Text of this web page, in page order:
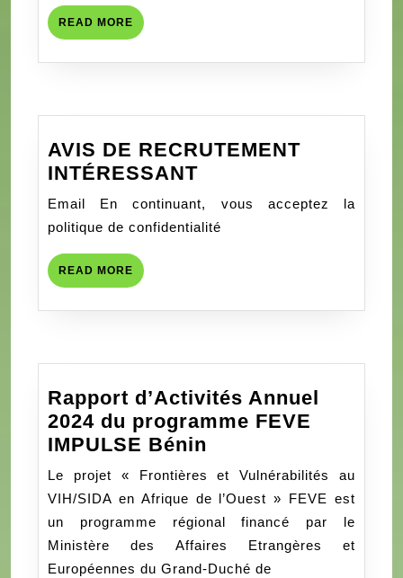
UNE
SENSIBILISATION
ADOLESCENTST
JEUNES
DE
ET
REPRODUCTIVE
READ MORE READ
MORE
AVIS DE RECRUTEMENT
INTÉRESSANTAVIS
DE
RECRUTEMENT
Email En continuant, vous acceptez la
politique de confidentialité
READ MORE READ
MORE
Rapport d’Activités Annuel
2024 du programme FEVE
IMPULSE Bénin
d’Activités
Annuel
2024
du
programme
Le projet « Frontières et Vulnérabilités au
VIH/SIDA en Afrique de l’Ouest » FEVE est
un programme régional financé par le
Ministère des Affaires Etrangères et
Européennes du Grand-Duché de